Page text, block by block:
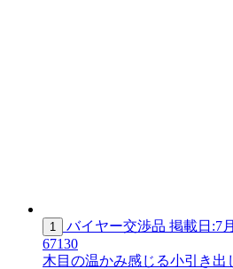
1 バイヤー交渉品 掲載日:7
67130
木目の温かみ感じる小引き出